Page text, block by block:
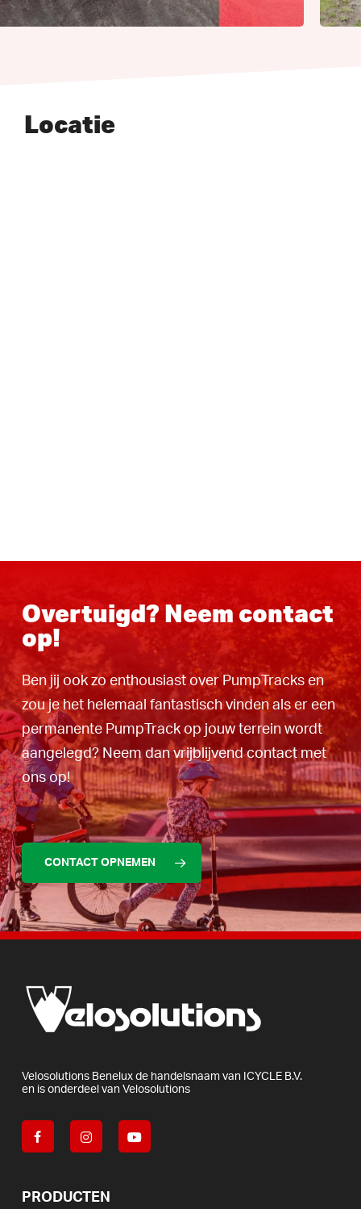
Locatie
Overtuigd? Neem contact
op!
Ben jij ook zo enthousiast over PumpTracks en
zou je het helemaal fantastisch vinden als er een
permanente PumpTrack op jouw terrein wordt
aangelegd? Neem dan vrijblijvend contact met
ons op!
CONTACT OPNEMEN
Velosolutions Benelux de handelsnaam van ICYCLE B.V.
en is onderdeel van Velosolutions
PRODUCTEN